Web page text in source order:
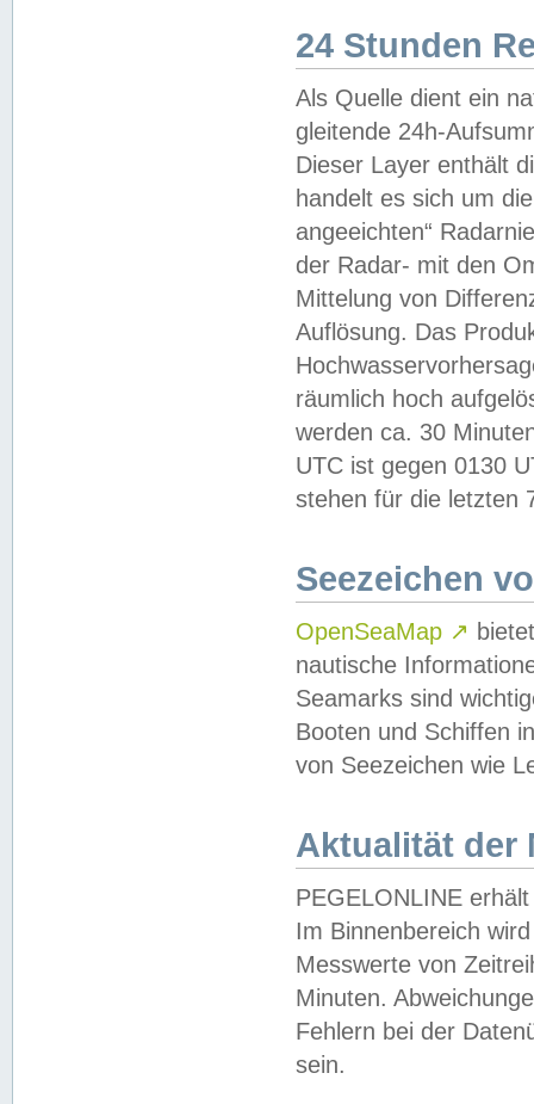
24 Stunden
Als Quelle dient ein
gleitende 24h-
Dieser Layer enthält
handelt es sich um
angeeichten“
der Radar- mit den
Mittelung von
Auflösung. Das
räumlich hoch
werden ca. 30
UTC ist gegen 0130
stehen für die letzten
Seezeichen
OpenSeaMap ↗
nautische
Seamarks sind
Booten und Schiffen
von Seezeichen wie
Aktualität der
PEGELONLINE
Im Binnenbereich
Messwerte von
Minuten.
Fehlern bei der
sein.